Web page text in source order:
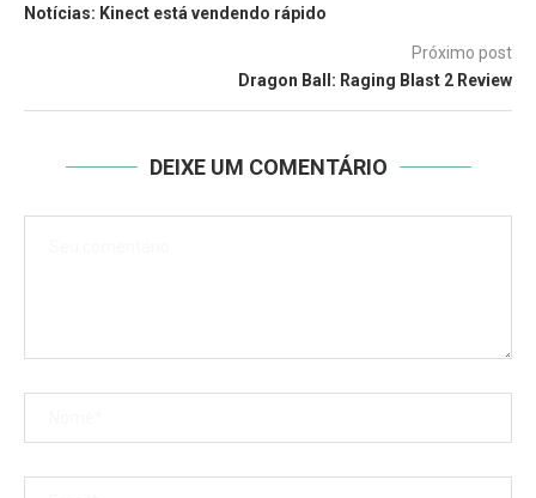
Notícias: Kinect está vendendo rápido
Próximo post
Dragon Ball: Raging Blast 2 Review
DEIXE UM COMENTÁRIO